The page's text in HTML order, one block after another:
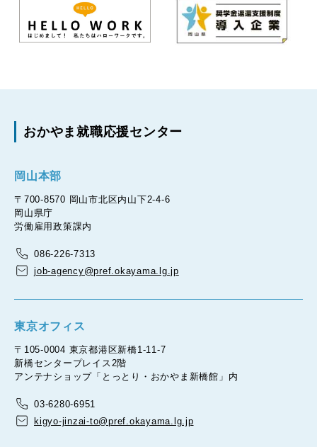
おかやま就職応援センター
岡山本部
〒700-8570 岡山市北区内山下2-4-6
岡山県庁
労働雇用政策課内
086-226-7313
job-agency@pref.okayama.lg.jp
東京オフィス
〒105-0004 東京都港区新橋1-11-7
新橋センタープレイス2階
アンテナショップ「とっとり・おかやま新橋館」内
03-6280-6951
kigyo-jinzai-to@pref.okayama.lg.jp